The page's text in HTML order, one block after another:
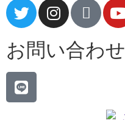
お問い合わせ